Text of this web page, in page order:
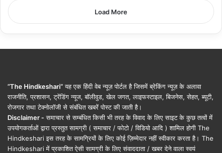
Load More
“The Hindkeshari”यह एक हिंदी वेब न्यूज़ पोर्टल है जिसमें ब्रेकिंग न्यूज़ के अलावा
राजनीति, प्रशासन, ट्रेंडिंग न्यूज, बॉलीवुड, खेल जगत, लाइफस्टाइल, बिजनेस, सेहत, ब्यूटी,
रोजगार तथा टेक्नोलॉजी से संबंधित खबरें पोस्ट की जाती है।
Disclaimer - समाचार से सम्बंधित किसी भी तरह के विवाद के लिए साइट के कुछ तत्वों में
उपयोगकर्ताओं द्वारा प्रस्तुत सामग्री ( समाचार / फोटो / विडियो आदि ) शामिल होगी The
Hindkeshari इस तरह के सामग्रियों के लिए कोई ज़िम्मेदार नहीं स्वीकार करता है। The
Hindkeshari में प्रकाशित ऐसी सामग्री के लिए संवाददाता / खबर देने वाला स्वयं